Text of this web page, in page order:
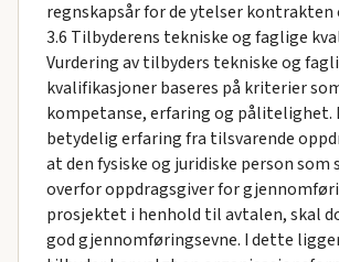
regnskapsår for de ytelser kontrakten
3.6 Tilbyderens tekniske og faglige
Vurdering av tilbyders tekniske og
kvalifikasjoner baseres på kriterier
kompetanse, erfaring og pålitelighet.
betydelig erfaring fra tilsvarende
at den fysiske og juridiske person som
overfor oppdragsgiver for
prosjektet i henhold til avtalen, skal
god gjennomføringsevne. I dette